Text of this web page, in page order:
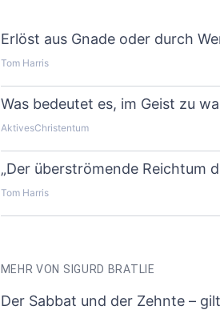
Erlöst aus Gnade oder durch
Tom Harris
Was bedeutet es, im Geist zu
AktivesChristentum
„Der überströmende Reichtum
Tom Harris
MEHR VON SIGURD BRATLIE
Der Sabbat und der Zehnte –